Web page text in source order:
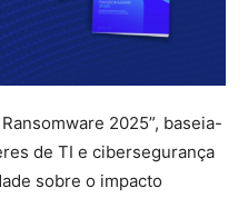
2025”, baseia-
de TI e cibersegurança
sobre o impacto